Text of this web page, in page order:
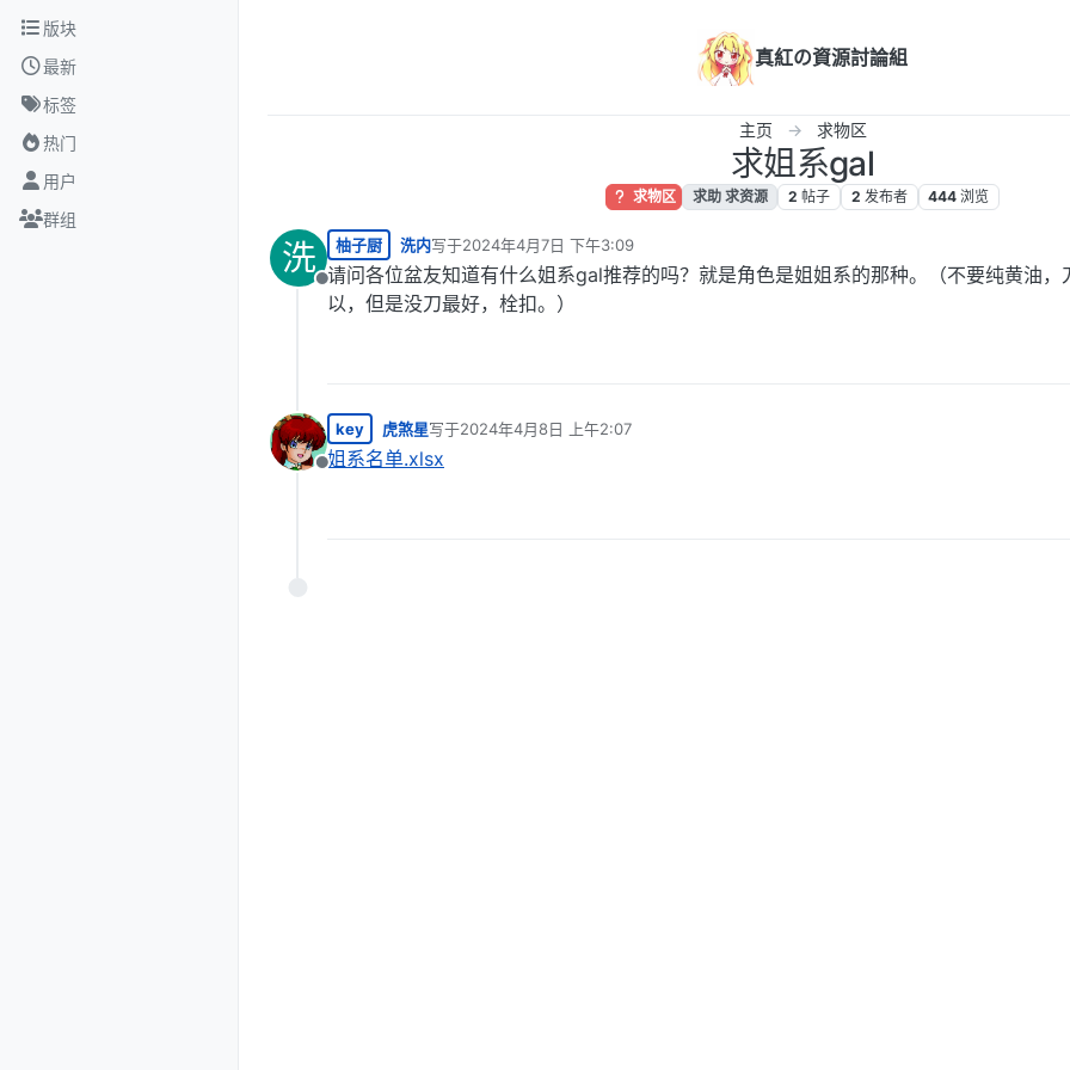
跳转至内容
版块
最新
标签
热门
用户
群组
真紅の資源討論組
主页 求物区
求姐系gal
求物区 求助 求资源 2 帖子 2 发布者 444 浏览
洗
离线
柚子厨 洗内写于2024年4月7日 下午3:09
最后由 编辑
请问各位盆友知道有什么姐系gal推荐的吗？就是角色是姐姐系的那种。（不要纯黄油，
以，但是没刀最好，栓扣。）
离线
key 虎煞星写于2024年4月8日 上午2:07
最后由 编辑
姐系名单.xlsx